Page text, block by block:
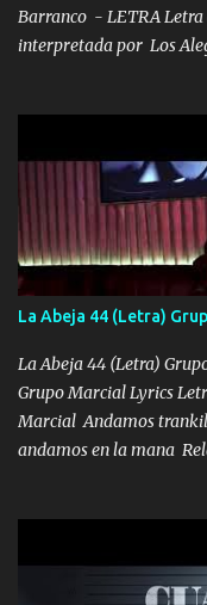
Barranco - LETRA Letra
interpretada por Los
quiso, él tiempo sigue
seguiré esperando
tengo de mi mente no
tu papá, a veces me
que tu me escuchas
llega para reunirme
serás mi niño, del amor
La Abeja 44 (Letra)
La Abeja 44 (Letra)
Grupo Marcial Lyrics
Marcial Andamos
andamos en la mana
coronamos Se jala los
Un gallardo me prendo